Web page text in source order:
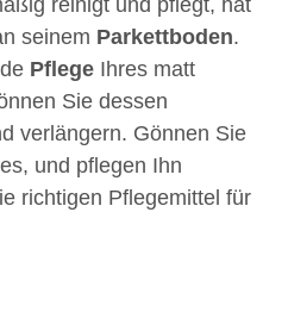
seinem Parkettboden.
Pflege Ihres matt
Sie dessen
verlängern. Gönnen Sie
und pflegen Ihn
richtigen Pflegemittel für